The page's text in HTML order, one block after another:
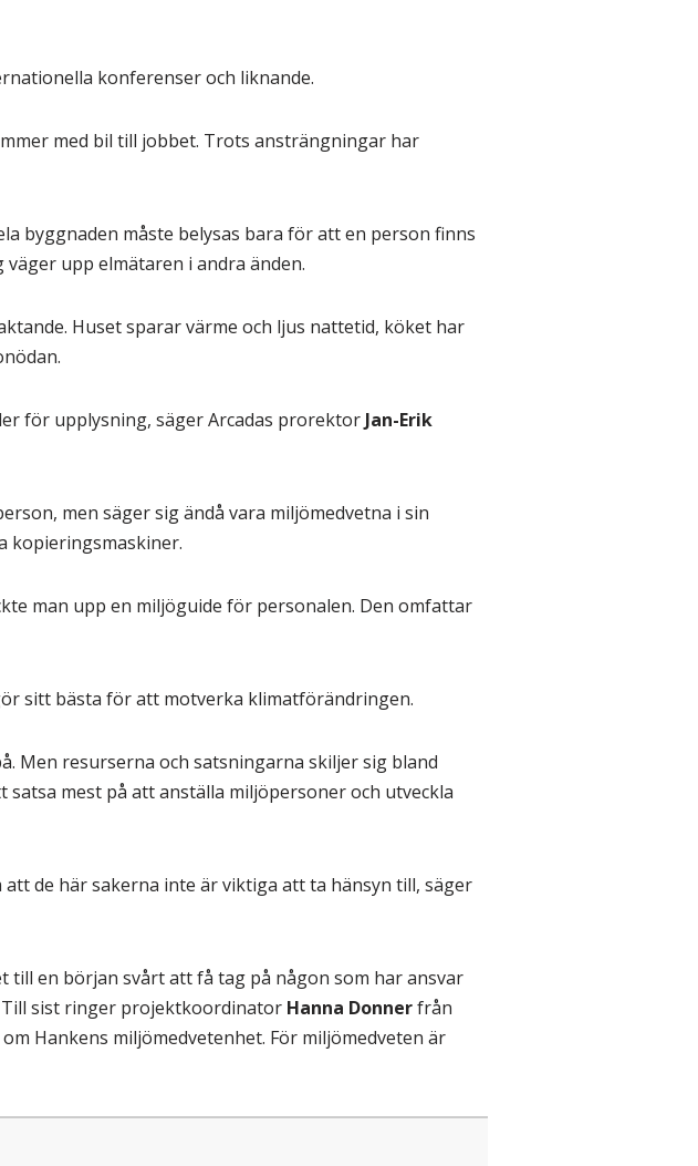
konferenser och liknande.
med bil till jobbet. Trots ansträngningar har
byggnaden måste belysas bara för att en person finns
upp elmätaren i andra änden.
Huset sparar värme och ljus nattetid, köket har
för upplysning, säger Arcadas prorektor Jan-Erik
men säger sig ändå vara miljömedvetna i sin
kopieringsmaskiner.
man upp en miljöguide för personalen. Den omfattar
sitt bästa för att motverka klimatförändringen.
Men resurserna och satsningarna skiljer sig bland
mest på att anställa miljöpersoner och utveckla
de här sakerna inte är viktiga att ta hänsyn till, säger
till en början svårt att få tag på någon som har ansvar
sist ringer projektkoordinator Hanna Donnerfrån
Hankens miljömedvetenhet. För miljömedveten är